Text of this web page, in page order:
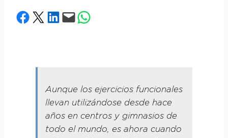
Compartir en Facebook
Compartir en X Compartir en LinkedIn
Envía esta página por correo electrónico
Compartir en WhatsApp
Aunque los ejercicios funcionales
llevan utilizándose desde hace
años en centros y gimnasios de
todo el mundo, es ahora cuando